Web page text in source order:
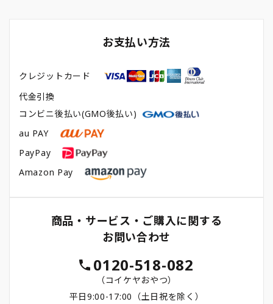
お支払い方法
クレジットカード
代金引換
コンビニ後払い(GMO後払い)
au PAY
PayPay
Amazon Pay
商品・サービス・ご購入に関する
お問い合わせ
0120-518-082
（コイケヤおやつ）
平日9:00-17:00（土日祝を除く）